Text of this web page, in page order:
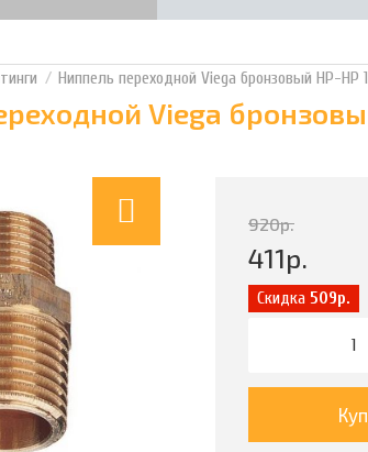
Ниппель переходной Viega бронзовый НР-НР
Viega
920р.
411р.
Скидка509р.